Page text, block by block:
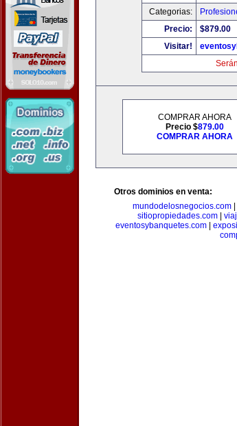
Categorias:
Precio:
$879.00
Visitar!
COMPRAR AHORA
Precio $879.00
COMPRAR AHORA
Otros dominios en venta:
mundodelosnegocios.com|
sitiopropiedades.com|
eventosybanquetes.com|